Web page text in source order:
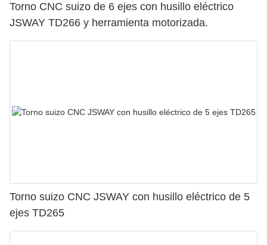
Torno CNC suizo de 6 ejes con husillo eléctrico
JSWAY TD266 y herramienta motorizada.
Torno suizo CNC JSWAY con husillo eléctrico de 5
ejes TD265